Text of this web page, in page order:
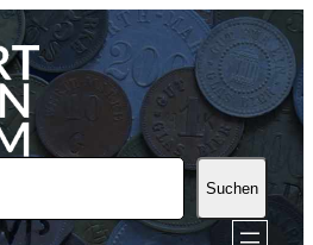
Suchen